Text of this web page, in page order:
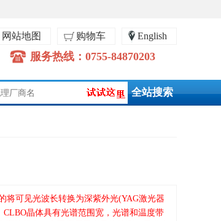
English
购物车
网站地图
服务热线：0755-84870203
将可见光波长转换为深紫外光(YAG激光器
晶体具有光谱范围宽，光谱和温度带